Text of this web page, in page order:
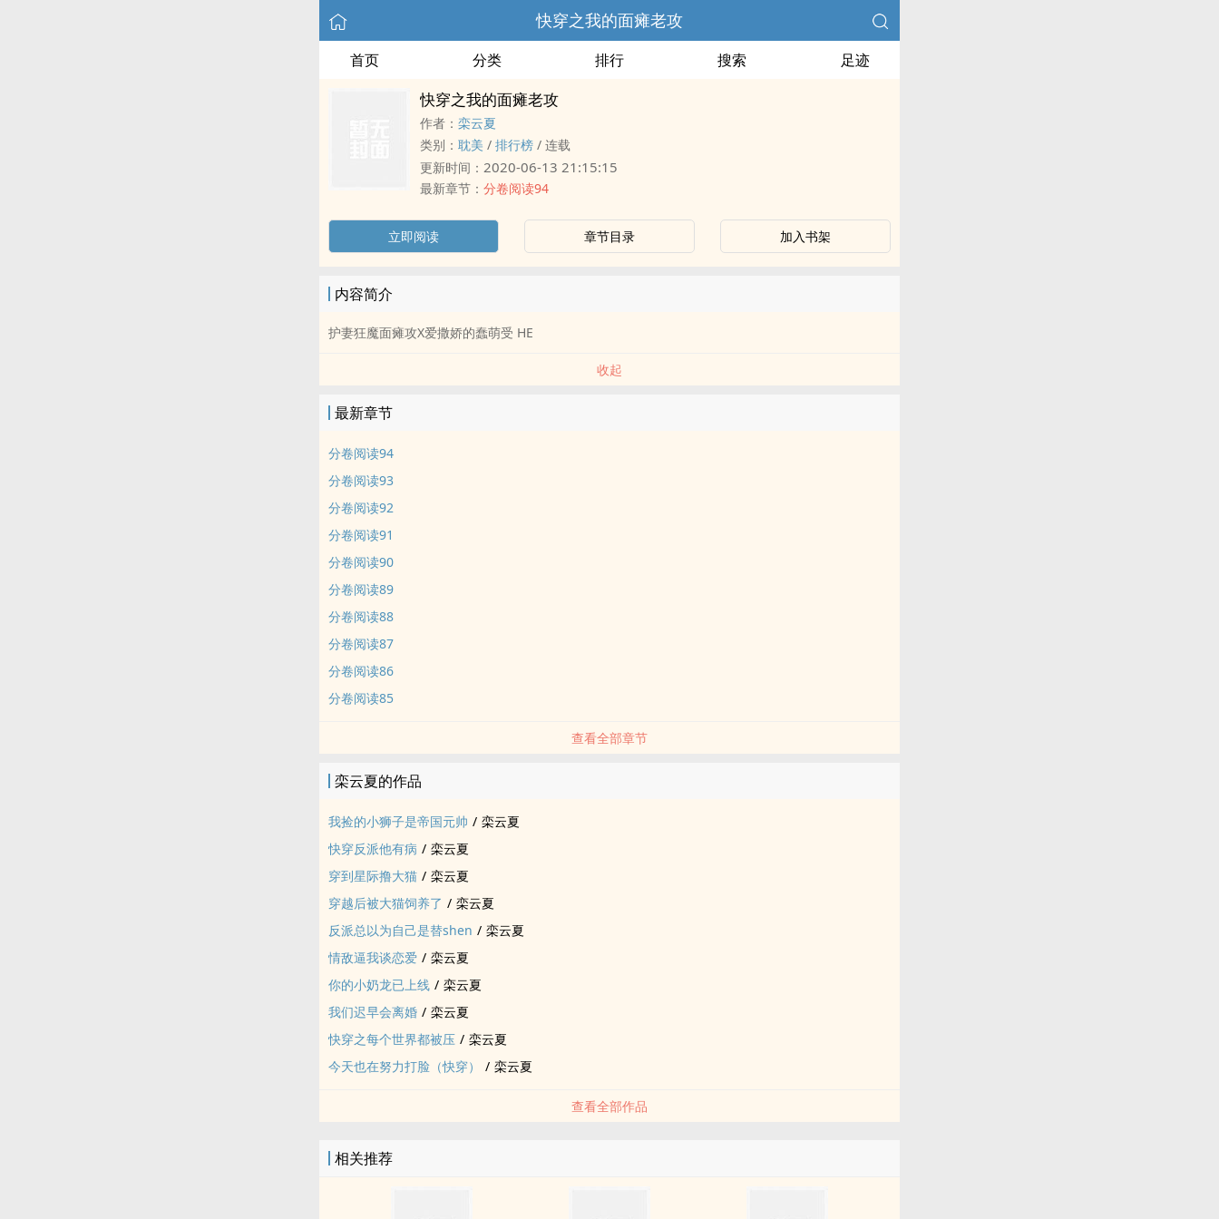
快穿之我的面瘫老攻
首页 分类 排行 搜索 足迹
快穿之我的面瘫老攻
作者： 栾云夏
类别： 耽美 / 排行榜 / 连载
更新时间： 2020-06-13 21:15:15
最新章节： 分卷阅读94
立即阅读 章节目录 加入书架
内容简介
护妻狂魔面瘫攻X爱撒娇的蠢萌受 HE
收起
最新章节
分卷阅读94
分卷阅读93
分卷阅读92
分卷阅读91
分卷阅读90
分卷阅读89
分卷阅读88
分卷阅读87
分卷阅读86
分卷阅读85
查看全部章节
栾云夏的作品
我捡的小狮子是帝国元帅 / 栾云夏
快穿反派他有病 / 栾云夏
穿到星际撸大猫 / 栾云夏
穿越后被大猫饲养了 / 栾云夏
反派总以为自己是替shen / 栾云夏
情敌逼我谈恋爱 / 栾云夏
你的小奶龙已上线 / 栾云夏
我们迟早会离婚 / 栾云夏
快穿之每个世界都被压 / 栾云夏
今天也在努力打脸（快穿）
/ 栾云夏
查看全部作品
相关推荐